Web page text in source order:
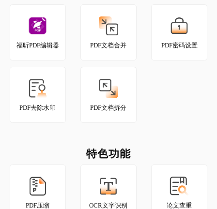
福昕PDF编辑器 PDF文档合并 PDF密码设置
PDF去除水印 PDF文档拆分
特色功能
PDF压缩 OCR文字识别 论文查重